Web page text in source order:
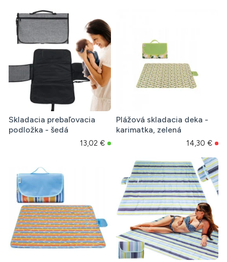
Skladacia prebaľovacia
podložka - šedá
13,02 €
Plážová skladacia deka -
karimatka, zelená
14,30 €